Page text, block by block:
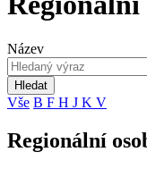
Název
Hledat
Vše B F H J K V
Regionální